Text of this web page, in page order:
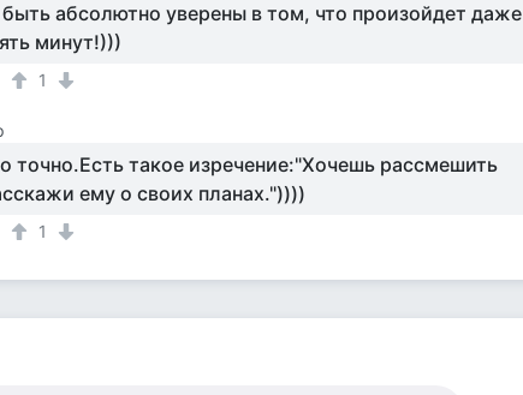
абсолютно уверены в том, что произойдет даже
минут!)))
1
точно.Есть такое изречение:"Хочешь рассмешить
ему о своих планах."))))
1